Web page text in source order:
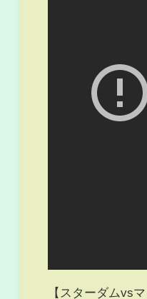
【スターダムvs